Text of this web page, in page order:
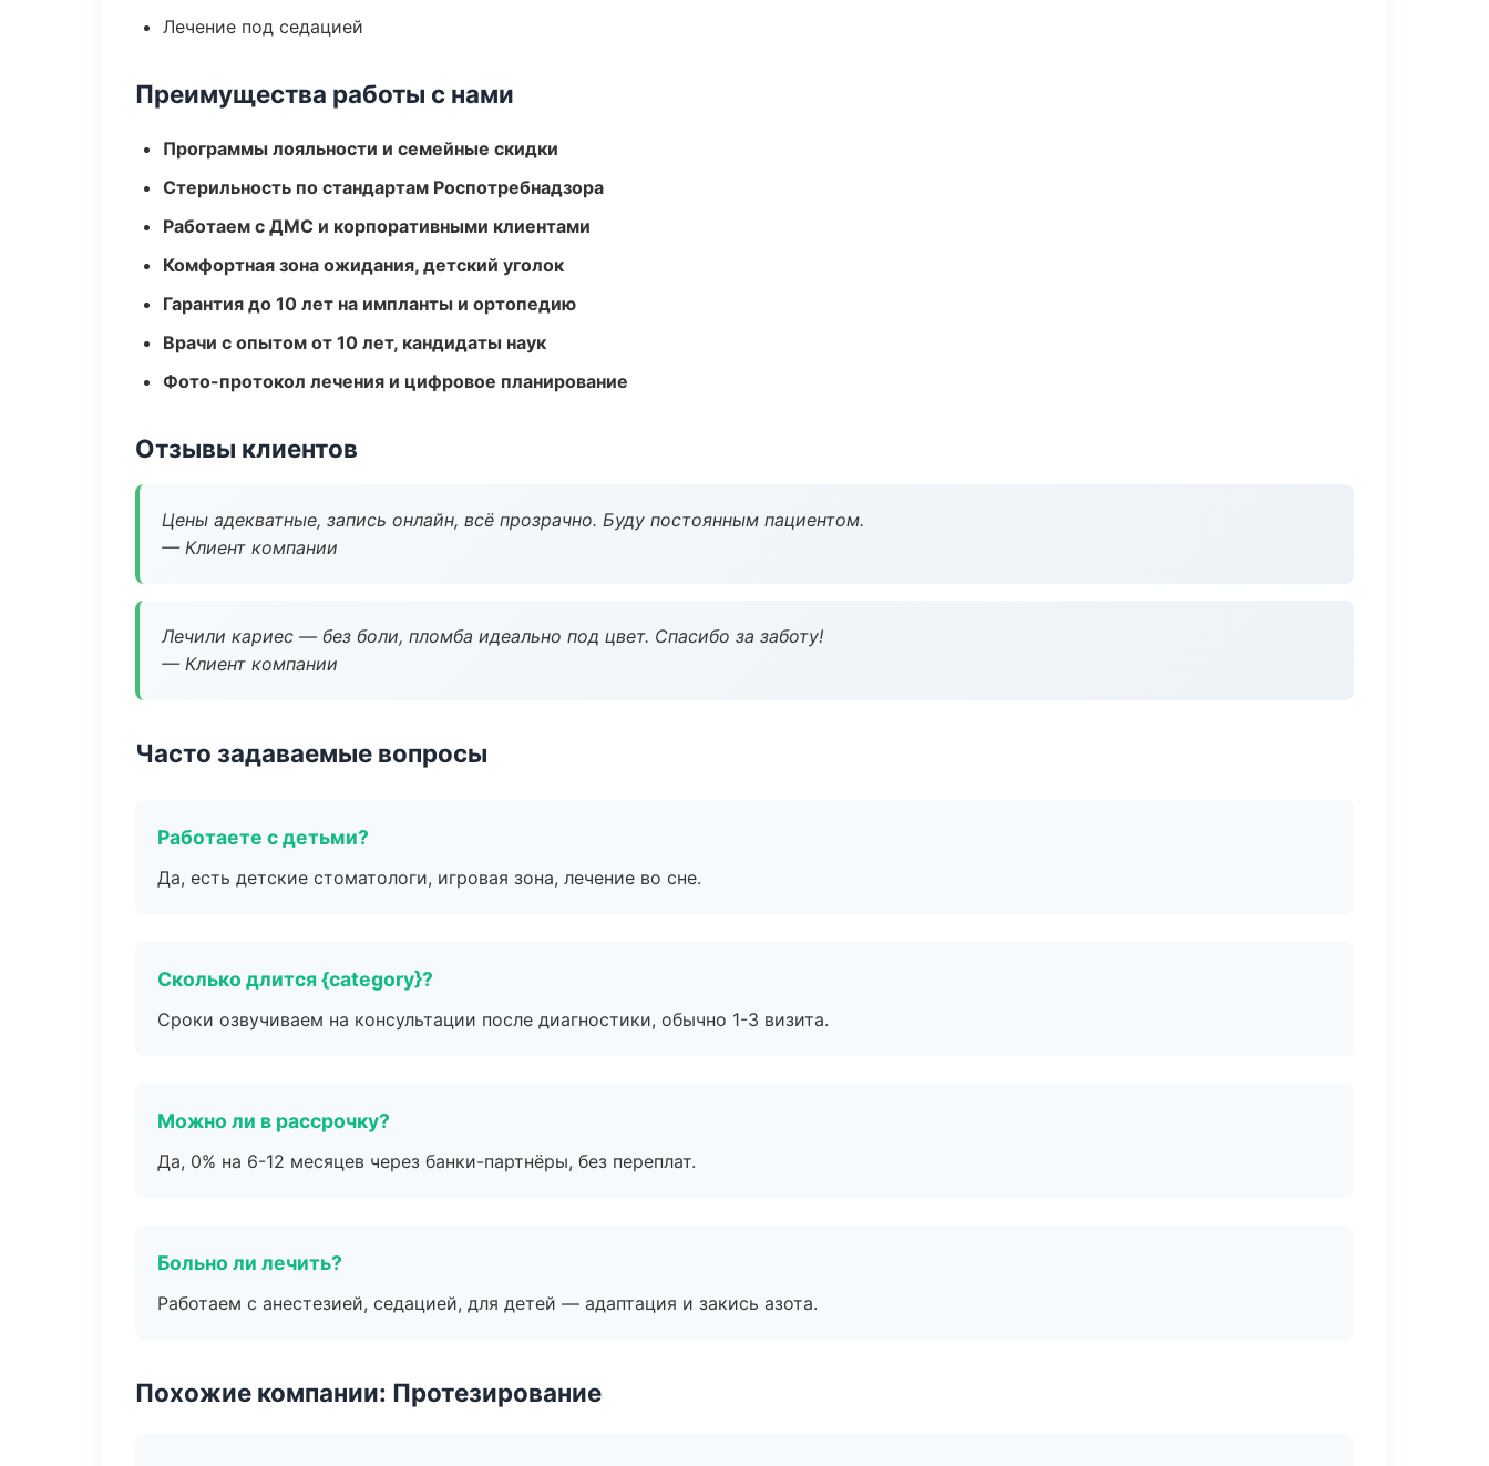
Лечение под седацией
Преимущества работы с нами
Программы лояльности и семейные скидки
Стерильность по стандартам Роспотребнадзора
Работаем с ДМС и корпоративными клиентами
Комфортная зона ожидания, детский уголок
Гарантия до 10 лет на импланты и ортопедию
Врачи с опытом от 10 лет, кандидаты наук
Фото-протокол лечения и цифровое планирование
Отзывы клиентов
Цены адекватные, запись онлайн, всё прозрачно. Буду постоянным пациентом.
— Клиент компании
Лечили кариес — без боли, пломба идеально под цвет. Спасибо за заботу!
— Клиент компании
Часто задаваемые вопросы
Работаете с детьми?
Да, есть детские стоматологи, игровая зона, лечение во сне.
Сколько длится {category}?
Сроки озвучиваем на консультации после диагностики, обычно 1-3 визита.
Можно ли в рассрочку?
Да, 0% на 6-12 месяцев через банки-партнёры, без переплат.
Больно ли лечить?
Работаем с анестезией, седацией, для детей — адаптация и закись азота.
Похожие компании: Протезирование